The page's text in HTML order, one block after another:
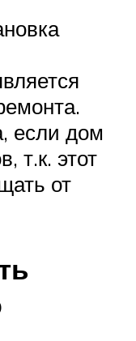
если дом
т.к. этот
от